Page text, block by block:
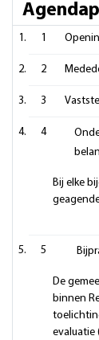
1
2
3
4
Bij elke
5
De
binnen
evaluatie